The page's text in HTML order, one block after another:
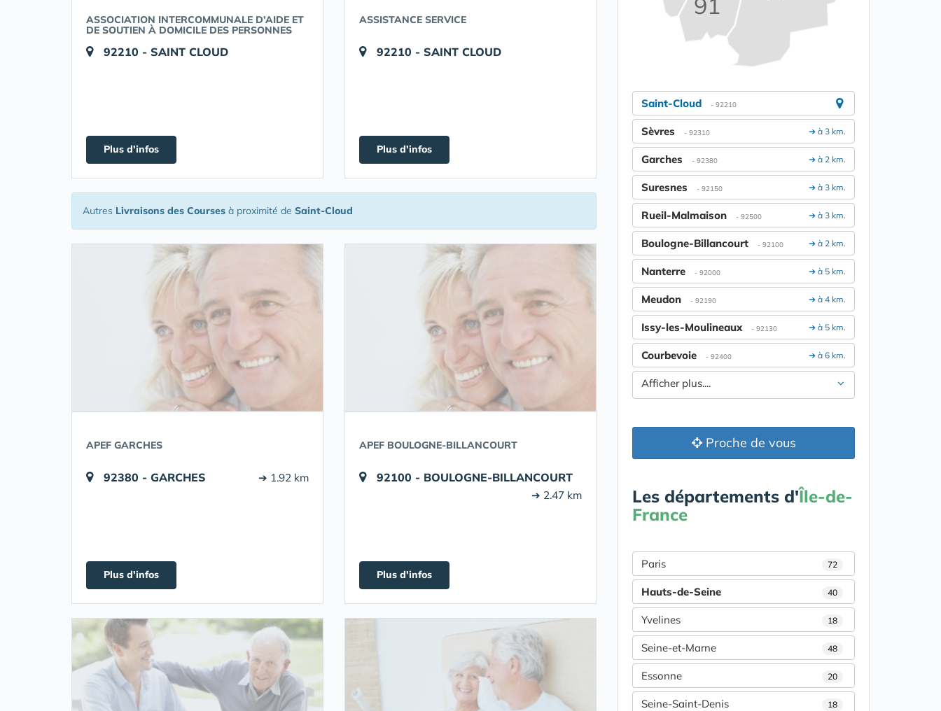
ASSOCIATION INTERCOMMUNALE D’AIDE ET
DE SOUTIEN À DOMICILE DES PERSONNES
92210 - SAINT CLOUD
Plus d'infos
ASSISTANCE SERVICE
92210 - SAINT CLOUD
Plus d'infos
Autres Livraisons des Courses à proximité de Saint-Cloud
APEF GARCHES
92380 - GARCHES ➔ 1.92 km
Plus d'infos
APEF BOULOGNE-BILLANCOURT
92100 - BOULOGNE-BILLANCOURT
➔ 2.47 km
Plus d'infos
Saint-Cloud - 92210
➔ à 3 km.
Sèvres - 92310
➔ à 2 km.
Garches - 92380
➔ à 3 km.
Suresnes - 92150
➔ à 3 km.
Rueil-Malmaison - 92500
➔ à 2 km.
Boulogne-Billancourt - 92100
➔ à 5 km.
Nanterre - 92000
➔ à 4 km.
Meudon - 92190
➔ à 5 km.
Issy-les-Moulineaux - 92130
➔ à 6 km.
Courbevoie - 92400
Afficher plus....
Proche de vous
Les départements d'Île-de-
France
Paris 72
Hauts-de-Seine 40
Yvelines 18
Seine-et-Marne 48
Essonne 20
Seine-Saint-Denis 18